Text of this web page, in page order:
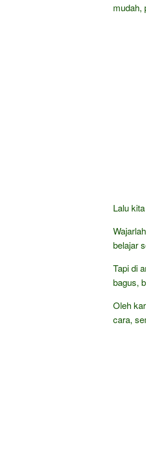
mudah,
Lalu
belajar
Tapi di
bagus,
Oleh
cara,